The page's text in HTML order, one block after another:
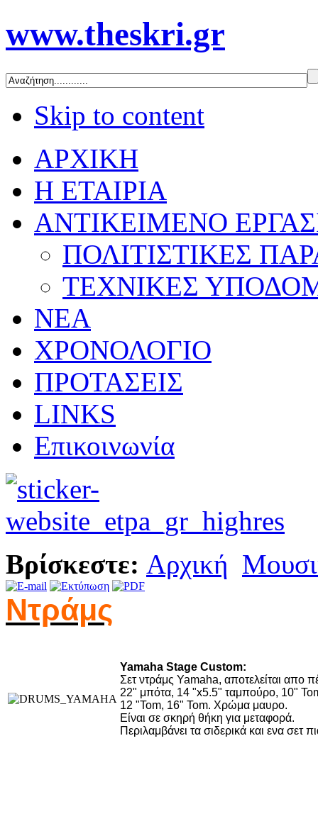
www.theskri.gr
Skip to content
ΑΡΧΙΚΗ
Η ΕΤΑΙΡΙΑ
ΑΝΤΙΚΕΙΜΕΝΟ
ΠΟΛΙΤΙΣΤΙΚΕΣ
ΤΕΧΝΙΚΕΣ
ΝΕΑ
ΧΡΟΝΟΛΟΓΙΟ
ΠΡΟΤΑΣΕΙΣ
LINKS
Επικοινωνία
Βρίσκεστε: Αρχική
Ντράμς
Yamaha Stage Custom:
Σετ ντράμς Yamaha, αποτελείται απο
22" μπότα, 14 "x5.5" ταμπούρο, 10"
12 "Tom, 16" Tom. Χρώμα μαυρο.
Είναι σε σκηρή θήκη για μεταφορά.
Περιλαμβάνει τα σιδερικά και ενα σετ